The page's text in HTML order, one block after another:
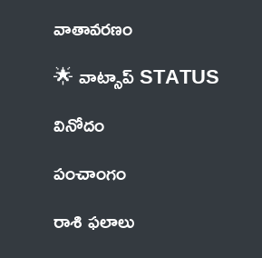
వాతావరణం
🌟 వాట్సాప్ STATUS
వినోదం
పంచాంగం
రాశి ఫలాలు